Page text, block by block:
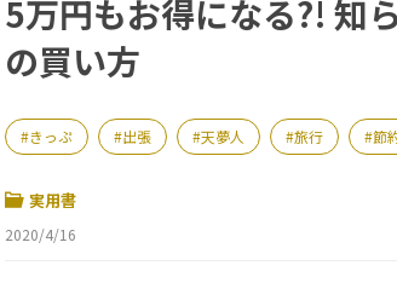
5万円もお得になる?! 知
の買い方
きっぷ 出張 天夢人 旅行 節
実用書
2020/4/16